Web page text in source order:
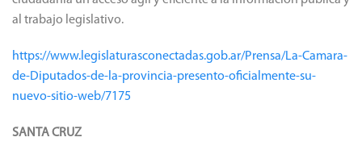
al trabajo legislativo.
https://www.legislaturasconectadas.gob.ar/Prensa/La-Camara-
de-Diputados-de-la-provincia-presento-oficialmente-su-
nuevo-sitio-web/7175
SANTA CRUZ